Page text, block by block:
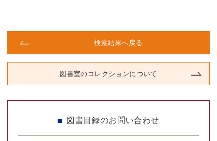
検索結果へ戻る
図書室のコレクションについて
図書目録のお問い合わせ